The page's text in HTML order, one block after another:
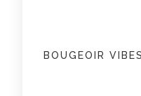
BOUGEOIR